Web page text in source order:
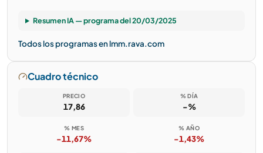
Resumen IA — programa del 20/03/2025
Todos los programas en lmm.rava.com
Cuadro técnico
PRECIO
17,86
% DÍA
-%
% MES
-11,67%
% AÑO
-1,43%